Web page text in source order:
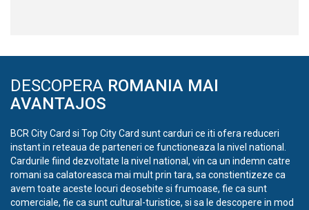
DESCOPERA ROMANIA MAI
AVANTAJOS
BCR City Card si Top City Card sunt carduri ce iti ofera reduceri
instant in reteaua de parteneri ce functioneaza la nivel national.
Cardurile fiind dezvoltate la nivel national, vin ca un indemn catre
romani sa calatoreasca mai mult prin tara, sa constientizeze ca
avem toate aceste locuri deosebite si frumoase, fie ca sunt
comerciale, fie ca sunt cultural-turistice, si sa le descopere in mod